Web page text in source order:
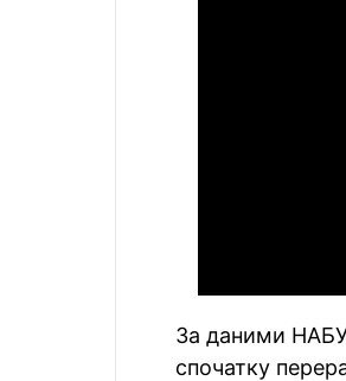
За даними НАБУ
спочатку